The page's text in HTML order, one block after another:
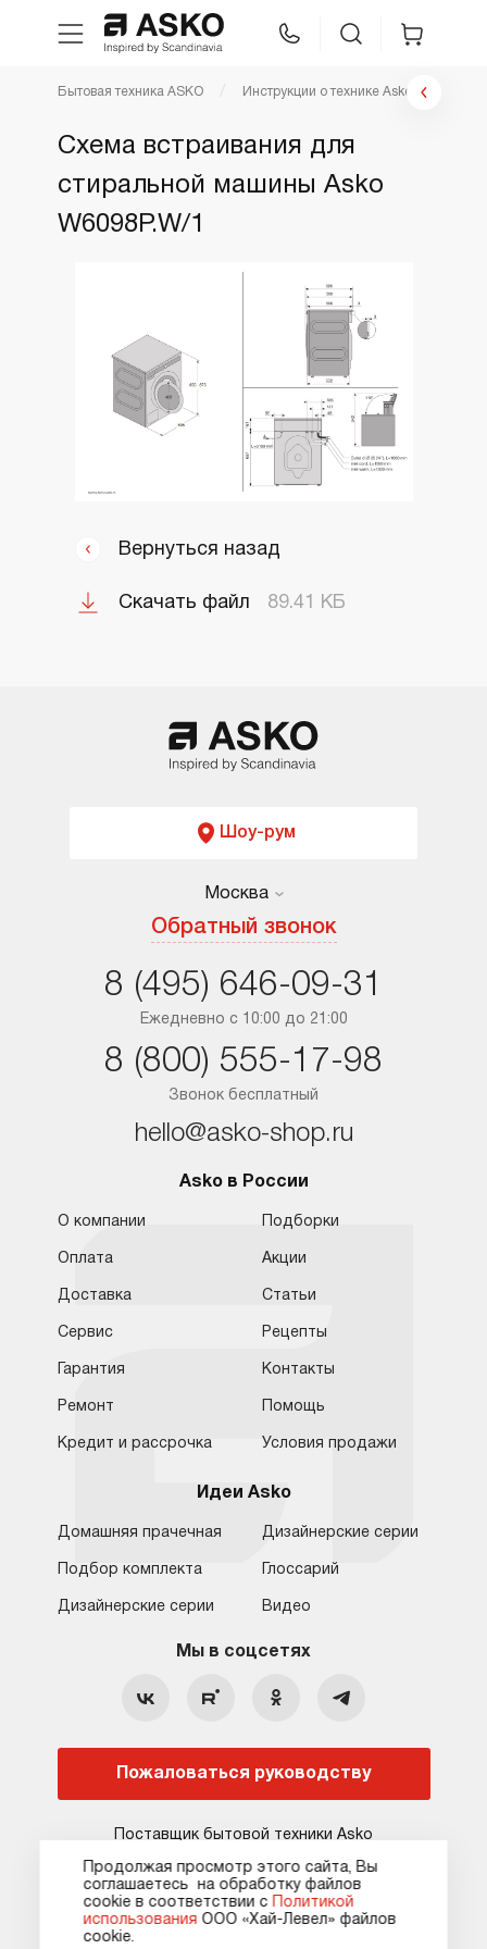
Техника для кухни
Аксессуары
Москва
Москва
Краснодар
8 (800) 555-17-98 8 (495) 646-09-31
hello@asko-shop.ru
О компании Ремонт
Статьи и акции
Сервисные центры Кредит и рассрочка
Гарантия Карта сайта
Бытовая техника ASKO Инструкции о технике Asko
Схема встраивания для
стиральной машины Asko
W6098P.W/1
Вернуться назад
Скачать файл 89.41 КБ
Шоу-рум
Москва
Обратный звонок
Москва
Ростов-на-Дону
Ежедневно с 10:00 до 21:00
8 (495) 646-09-31
Звонок бесплатный
8 (800) 555-17-98
hello@asko-shop.ru
Asko в России
О компании
Оплата
Доставка
Сервис
Гарантия
Ремонт
Кредит и рассрочка
Подборки
Акции
Статьи
Рецепты
Контакты
Помощь
Условия продажи
Идеи Asko
Домашняя прачечная
Подбор комплекта
Дизайнерские серии
Дизайнерские серии
Глоссарий
Видео
Мы в соцсетях
Пожаловаться руководству
Поставщик бытовой техники Asko
Продолжая просмотр этого сайта, Вы
соглашаетесь на обработку файлов
сооkie в соответствии с
Политикой
использования ООО «Хай-Левел» файлов
сооkіе.